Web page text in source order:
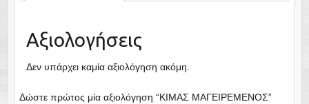
Αξιολογήσεις
Δεν υπάρχει καμία αξιολόγηση ακόμη.
Δώστε πρώτος μία αξιολόγηση “ΚΙΜΑΣ ΜΑΓΕΙΡΕΜΕΝΟΣ”